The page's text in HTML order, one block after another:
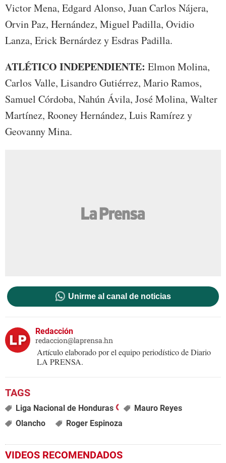
Victor Mena, Edgard Alonso, Juan Carlos Nájera,
Orvin Paz, Hernández, Miguel Padilla, Ovidio
Lanza, Erick Bernárdez y Esdras Padilla.
ATLÉTICO INDEPENDIENTE: Elmon Molina,
Carlos Valle, Lisandro Gutiérrez, Mario Ramos,
Samuel Córdoba, Nahún Ávila, José Molina, Walter
Martínez, Rooney Hernández, Luis Ramírez y
Geovanny Mina.
Unirme al canal de noticias
Redacción
redaccion@laprensa.hn
Artículo elaborado por el equipo periodístico de Diario
LA PRENSA.
Liga Nacional de Honduras
Mauro Reyes
Olancho
Roger Espinoza
VIDEOS RECOMENDADOS